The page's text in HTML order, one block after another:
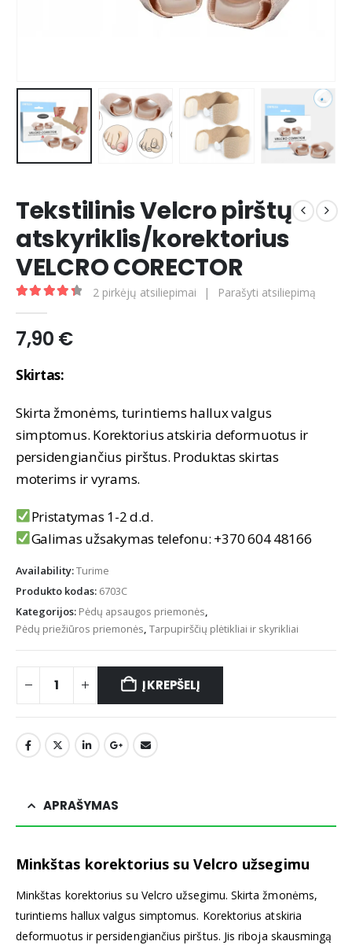
Tekstilinis Velcro pirštų
atskyriklis/korektorius
VELCRO CORECTOR
2 pirkėjų atsiliepimai | Parašyti atsiliepimą
7,90 €
Skirtas:
Skirta žmonėms, turintiems hallux valgus
simptomus. Korektorius atskiria deformuotus ir
persidengiančius pirštus. Produktas skirtas
moterims ir vyrams.
Pristatymas 1-2 d.d.
Galimas užsakymas telefonu: +370 604 48166
Availability:Turime
Produkto kodas: 6703C
Kategorijos: Pėdų apsaugos priemonės,
Pėdų priežiūros priemonės, Tarpupirščių plėtikliai ir skyrikliai
Į KREPŠELĮ
APRAŠYMAS
Minkštas korektorius su Velcro užsegimu
Minkštas korektorius su Velcro užsegimu. Skirta žmonėms,
turintiems hallux valgus simptomus. Korektorius atskiria
deformuotus ir persidengiančius pirštus. Jis riboja skausmingą